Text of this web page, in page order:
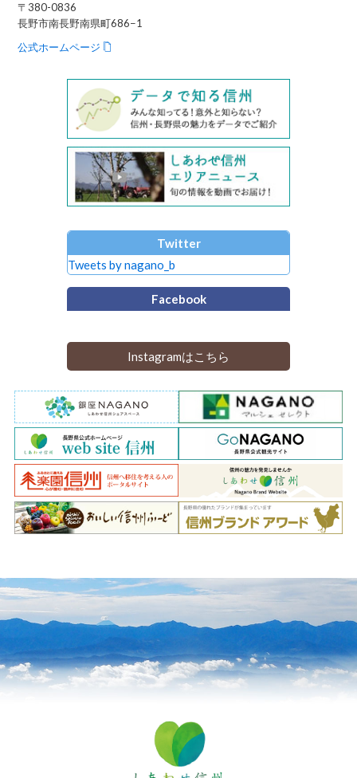
〒380-0836
長野市南長野南県町686−1
公式ホームページ
Twitter
Tweets by nagano_b
Facebook
Instagramはこちら